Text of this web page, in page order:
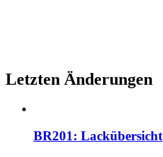
Letzten Änderungen
BR201: Lackübersicht